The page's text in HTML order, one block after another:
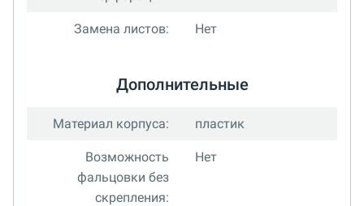
Замена листов: Нет
Дополнительные
Материал корпуса: пластик
Возможность
фальцовки без
скрепления:
Нет